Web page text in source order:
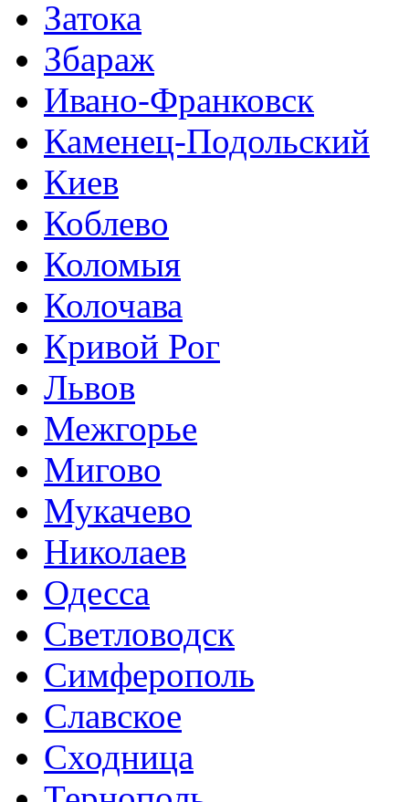
Затока
Збараж
Ивано-Франковск
Каменец-Подольский
Киев
Коблево
Коломыя
Колочава
Кривой Рог
Львов
Межгорье
Мигово
Мукачево
Николаев
Одесса
Светловодск
Симферополь
Славское
Сходница